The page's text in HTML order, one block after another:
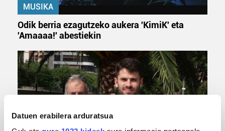
Datuen erabilera arduratsua
MUSIKA
Odik berria ezagutzeko aukera 'KimiK' eta
'Amaaaa!' abestiekin